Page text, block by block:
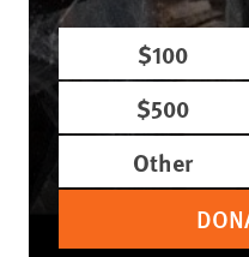
$100
$500
Other